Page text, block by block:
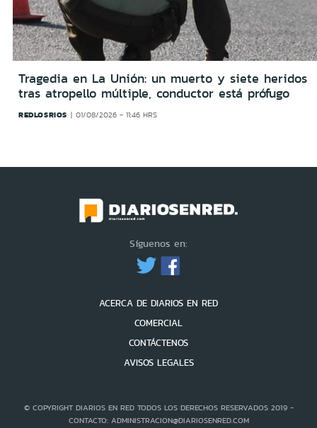
Tragedia en La Unión: un muerto y siete heridos
tras atropello múltiple, conductor está prófugo
REDLOSRIOS 01/08/2026 - 11:46 HRS
Síguenos en:
ACERCA DE DIARIOS EN RED
COMERCIAL
CONTÁCTENOS
AVISOS LEGALES
© COPYRIGHT DIARIOS EN RED TODOS LOS DERECHOS RESERVADOS 2019 -
CONTACTO: ADMINISTRACION@DIARIOSENRED.COM